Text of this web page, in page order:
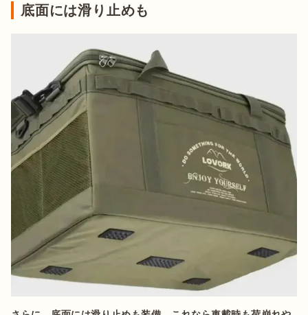
底面には滑り止めも